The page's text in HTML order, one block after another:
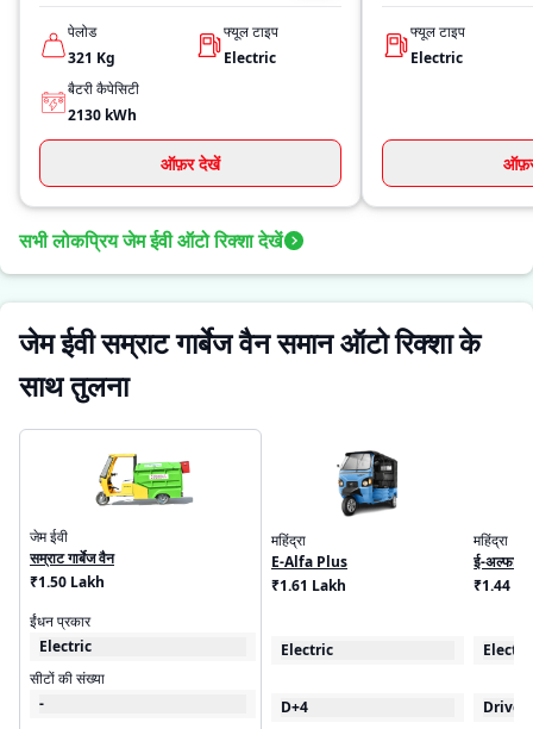
पेलोड
321 Kg
फ्यूल टाइप
Electric
बैटरी कैपेसिटी
2130 kWh
ऑफ़र देखें
फ्यूल टाइप
Electric
सभी लोकप्रिय जेम ईवी ऑटो रिक्शा देखें
जेम ईवी सम्राट गार्बेज वैन समान ऑटो रिक्शा के
साथ तुलना
जेम ईवी
सम्राट गार्बेज वैन
₹1.50 Lakh
ईंधन प्रकार
Electric
सीटों की संख्या
-
महिंद्रा
E-Alfa Plus
₹1.61 Lakh
Electric
D+4
महिंद्रा
ई-अल्फा
₹1.44
Driver